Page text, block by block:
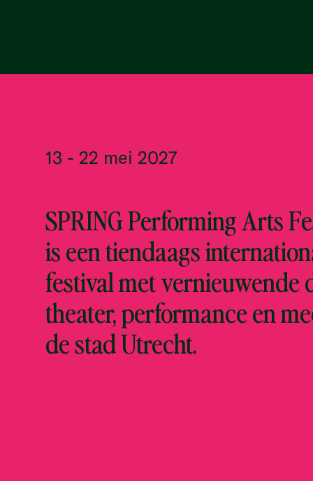
13 - 22 mei 2027
SPRING Performing Arts
is een tiendaags
festival met vernieuwende
theater, performance en
de stad Utrecht.